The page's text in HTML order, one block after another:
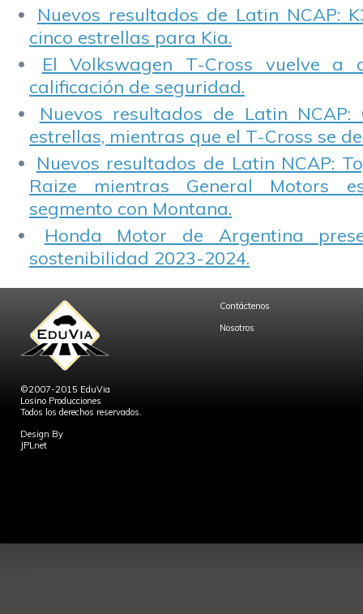
Nuevos resultados de Latin NCAP:
cinco estrellas para Kia.
El Volkswagen T-Cross vuelve a
calificación de seguridad.
Nuevos resultados de Latin NCAP:
estrellas, mientras que el T-Cross se
Nuevos resultados de Latin NCAP:
Raize mientras General Motors
segmento con Montana.
Honda Motor de Argentina
sostenibilidad 2023-2024.
©2007-2015 EduVia
Losino Producciones
Todos los derechos reservados.
Design By
JPLnet
Contáctenos
Nosotros